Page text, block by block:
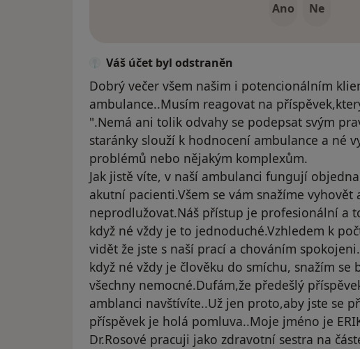
Ano Ne
Váš účet byl odstraněn
Dobrý večer všem našim i potencionálním
ambulance..Musím reagovat na
".Nemá ani tolik odvahy se podepsat svým
staránky slouží k hodnocení ambulance a né
problémů nebo nějakým komplexům.
Jak jistě víte, v naší ambulanci fungují
akutní pacienti.Všem se vám snažíme vyhovět
neprodlužovat.Náš přístup je profesionální a
když né vždy je to jednoduché.Vzhledem k
vidět že jste s naší prací a chováním
když né vždy je člověku do smíchu, snažím
všechny nemocné.Dufám,že předešlý
amblanci navštívíte..Už jen proto,aby jste se
příspěvek je holá pomluva..Moje jméno je
Dr.Rosové pracuji jako zdravotní sestra na